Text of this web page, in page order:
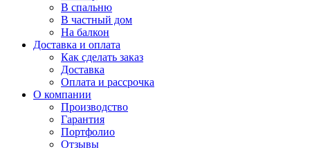
В спальню
В частный дом
На балкон
Доставка и оплата
Как сделать заказ
Доставка
Оплата и рассрочка
О компании
Производство
Гарантия
Портфолио
Отзывы